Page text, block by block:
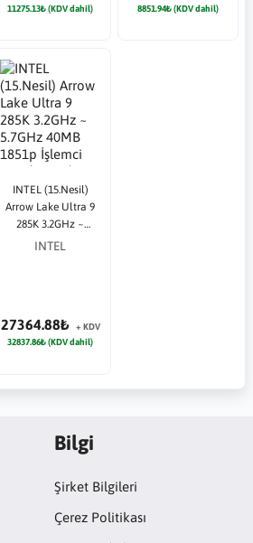
11275.13₺ (KDV dahil)
8851.94₺ (KDV dahil)
INTEL (15.Nesil)
Arrow Lake Ultra 9
285K 3.2GHz ~
5.7GHz 40MB 1851p
INTEL
27364.88₺
+ KDV
32837.86₺ (KDV dahil)
Bilgi
Şirket Bilgileri
Çerez Politikası